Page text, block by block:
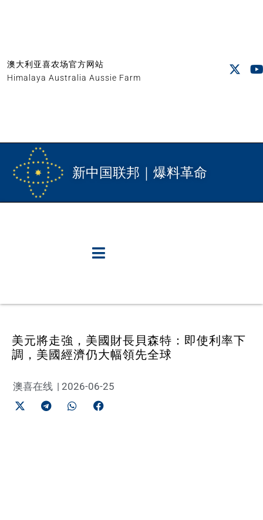
澳大利亚喜农场官方网站
Himalaya Australia Aussie Farm
新中国联邦｜爆料革命
美元將走強，美國財長貝森特：即使利率下
調，美國經濟仍大幅領先全球
澳喜在线 | 2026-06-25